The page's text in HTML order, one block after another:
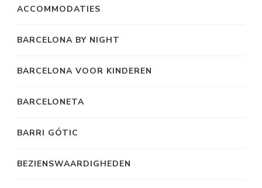
ACCOMMODATIES
BARCELONA BY NIGHT
BARCELONA VOOR KINDEREN
BARCELONETA
BARRI GÓTIC
BEZIENSWAARDIGHEDEN